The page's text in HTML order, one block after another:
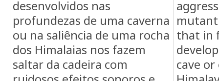
desenvolvidos nas
profundezas de uma caverna
ou na saliência de uma rocha
dos Himalaias nos fazem
saltar da cadeira com
that in
cave